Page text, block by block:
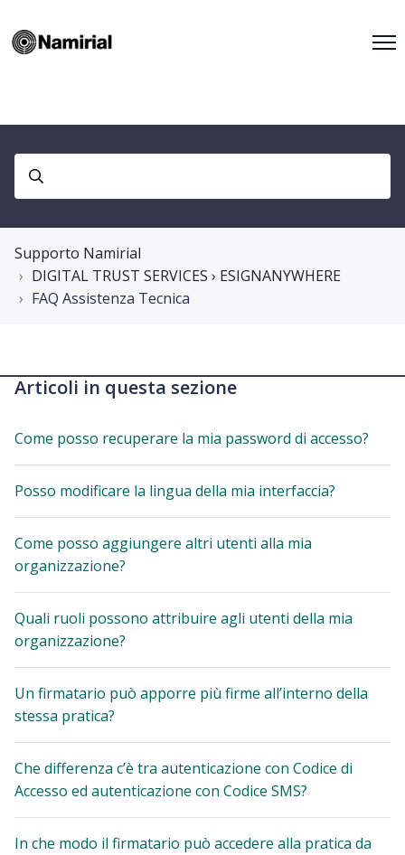
Supporto Namirial
DIGITAL TRUST SERVICES › ESIGNANYWHERE
FAQ Assistenza Tecnica
Articoli in questa sezione
Come posso recuperare la mia password di accesso?
Posso modificare la lingua della mia interfaccia?
Come posso aggiungere altri utenti alla mia
organizzazione?
Quali ruoli possono attribuire agli utenti della mia
organizzazione?
Un firmatario può apporre più firme all’interno della
stessa pratica?
Che differenza c’è tra autenticazione con Codice di
Accesso ed autenticazione con Codice SMS?
In che modo il firmatario può accedere alla pratica da